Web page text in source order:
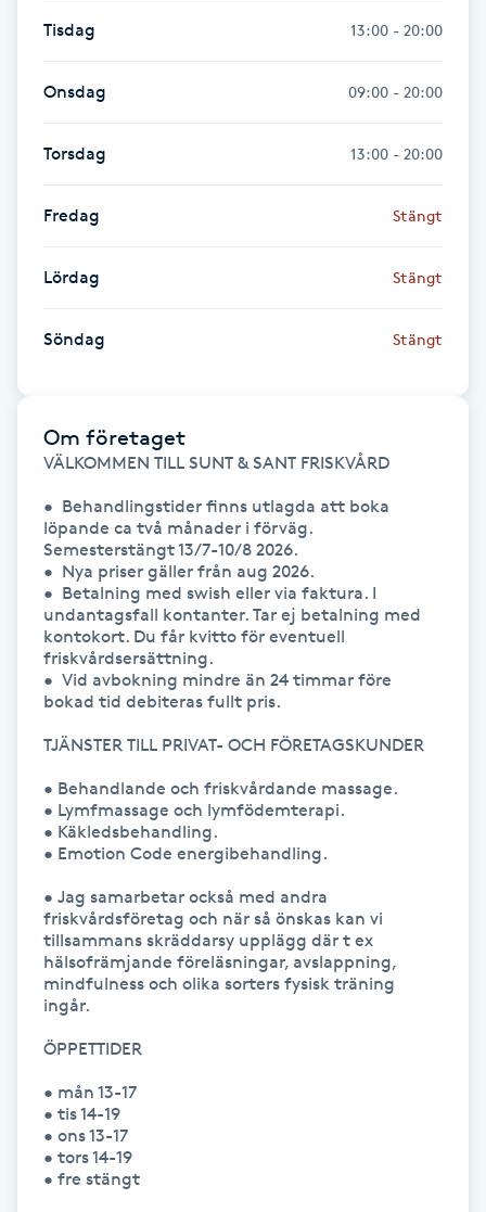
Gellack med förstärkning
Gravidmassage
Gravidyoga
Gruppträning
Gua Sha-massage
Headspa
Healing
Herrklippning
HIFU
Hollywood Peel
Hot Stone Massage
Hot yoga
Hudföryngring
Huduppstramning
Hudvård
Hyaluronsyra
Hyperhidros
Hypnos
Tisdag 13:00 - 20:00
Onsdag 09:00 - 20:00
Torsdag 13:00 - 20:00
Fredag Stängt
Lördag Stängt
Söndag Stängt
Om företaget
VÄLKOMMEN TILL SUNT & SANT FRISKVÅRD
•  Behandlingstider finns utlagda att boka
löpande ca två månader i förväg.
Semesterstängt 13/7-10/8 2026.
•  Nya priser gäller från aug 2026.
•  Betalning med swish eller via faktura. I
undantagsfall kontanter. Tar ej betalning med
kontokort. Du får kvitto för eventuell
friskvårdsersättning.
•  Vid avbokning mindre än 24 timmar före
bokad tid debiteras fullt pris.
TJÄNSTER TILL PRIVAT- OCH FÖRETAGSKUNDER
• Behandlande och friskvårdande massage.
• Lymfmassage och lymfödemterapi.
• Käkledsbehandling.
• Emotion Code energibehandling.
• Jag samarbetar också med andra
friskvårdsföretag och när så önskas kan vi
tillsammans skräddarsy upplägg där t ex
hälsofrämjande föreläsningar, avslappning,
mindfulness och olika sorters fysisk träning
ingår.
ÖPPETTIDER
• mån 13-17
• tis 14-19
• ons 13-17
• tors 14-19
• fre stängt